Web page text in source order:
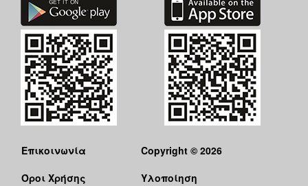
Επικοινωνία
Όροι Χρήσης
Copyright © 2026
Υλοποίηση